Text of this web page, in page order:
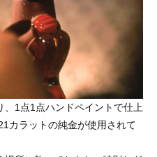
、1点1点ハンドペイントで仕上
カラットの純金が使用されて